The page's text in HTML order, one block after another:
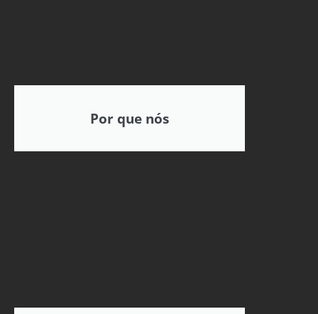
Por que nós